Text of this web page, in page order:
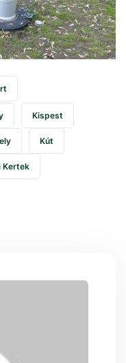
Kispest
Kút
Kertek